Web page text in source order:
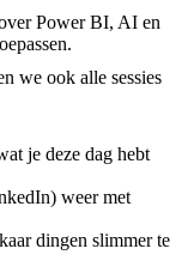
Power BI, AI en
we ook alle sessies
je deze dag hebt
weer met
dingen slimmer te